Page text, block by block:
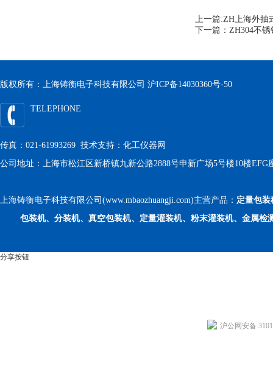
上一篇:ZH上海外抽
下一篇： ZH304不
版权所有：上海铸衡电子科技有限公司 沪ICP备14030360号-50
TELEPHONE
传真：021-61993269 技术支持： 化工仪器网
公司地址：上海市松江区新桥镇九新公路2888号申新广场5号楼10楼EFG
上海铸衡电子科技有限公司(www.mbaozhuangji.com)主营产品： 定量包装
包装机、分装机、真空包装机、定量灌装机、粉末灌装机、金属检
分享按钮
沪公网安备